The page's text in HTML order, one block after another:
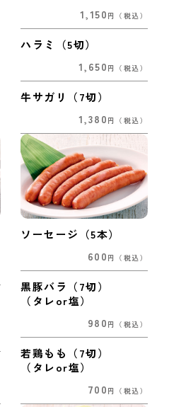
1,150 円 （税込）
ハラミ（5切）
1,650 円 （税込）
牛サガリ（7切）
1,380 円 （税込）
ソーセージ（5本）
600 円 （税込）
黒豚バラ（7切）
（タレor塩）
980 円 （税込）
若鶏もも（7切）
（タレor塩）
700 円 （税込）